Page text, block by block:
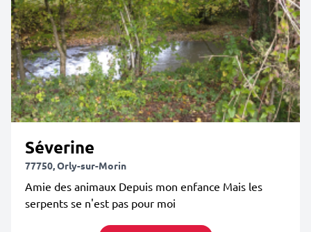
Séverine
77750, Orly-sur-Morin
Amie des animaux Depuis mon enfance Mais les
serpents se n'est pas pour moi